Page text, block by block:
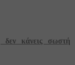
κάνεις σωστή